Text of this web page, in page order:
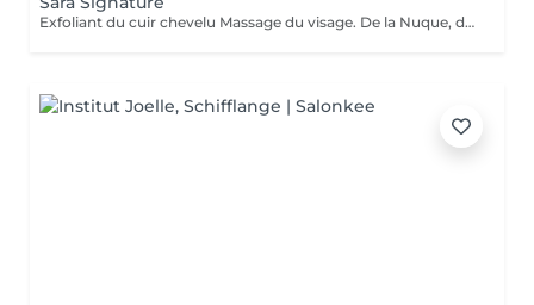
Exfoliant du cuir chevelu Massage du visage. De la Nuque, des Épaules, des Bras et du cuir chevelu Vapeur Cascade d'eau gommage+masque visage Shampoing Soin Séchage+lissage ou boucles